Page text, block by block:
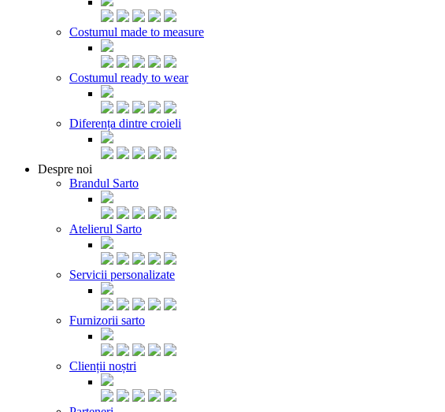
Costumul made to measure
Costumul ready to wear
Diferența dintre croieli
Despre noi
Brandul Sarto
Atelierul Sarto
Servicii personalizate
Furnizorii sarto
Clienții noștri